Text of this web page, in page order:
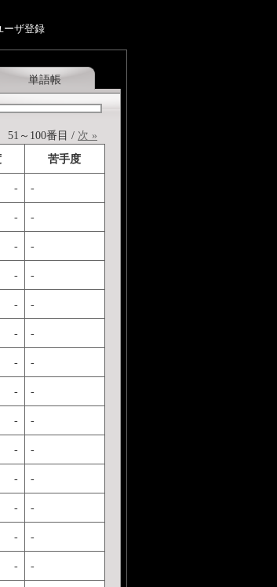
ーザ登録
単語帳
51～100番目 / 次 »
苦手度
- -
- -
- -
- -
- -
- -
- -
- -
- -
- -
- -
- -
- -
- -